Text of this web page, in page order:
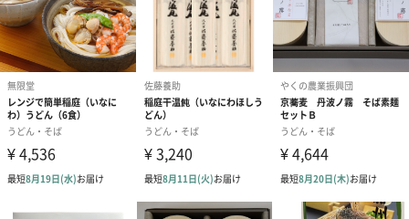
出産内祝いベアー（66
円）
クローバーグリーン
（66円）
さくらピンク